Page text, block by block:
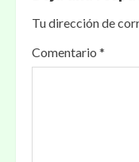
Tu dirección de
Comentario *